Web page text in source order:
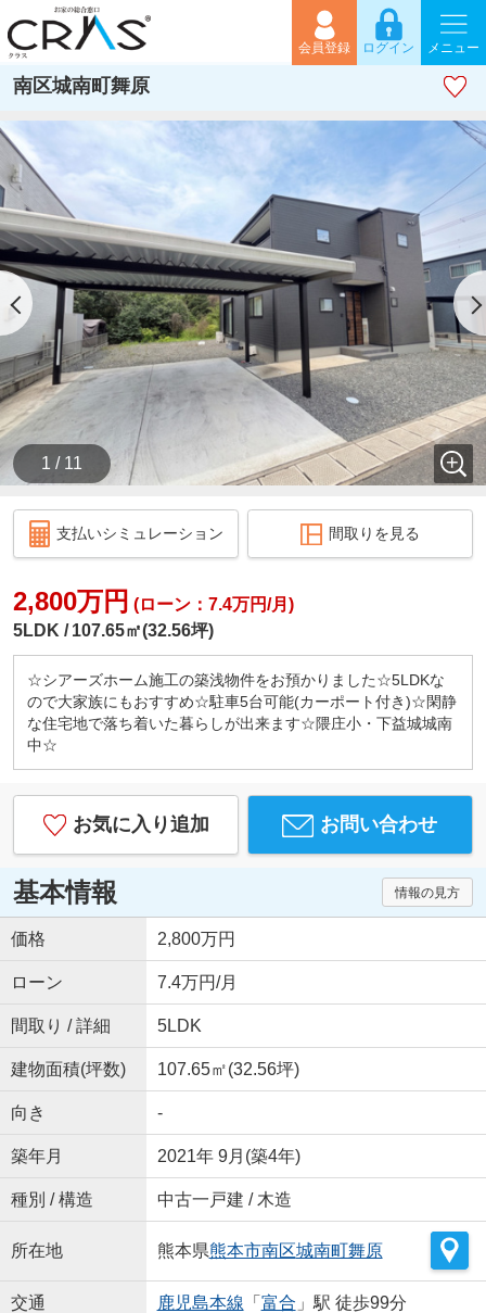
会員登録 ログイン メニュー
南区城南町舞原
1 / 11
支払いシミュレーション 間取りを見る
2,800万円 (ローン：7.4万円/月)
5LDK
107.65㎡(32.56坪)
☆シアーズホーム施工の築浅物件をお預かりました☆5LDKな
ので大家族にもおすすめ☆駐車5台可能(カーポート付き)☆閑静
な住宅地で落ち着いた暮らしが出来ます☆隈庄小・下益城城南
中☆
お気に入り追加 お問い合わせ
基本情報 情報の見方
価格 2,800万円
ローン 7.4万円/月
間取り / 詳細 5LDK
建物面積(坪数) 107.65㎡(32.56坪)
向き -
築年月 2021年 9月(築4年)
種別 / 構造 中古一戸建 / 木造
所在地 熊本県熊本市南区城南町舞原
交通 鹿児島本線 「 富合 」駅 徒歩99分